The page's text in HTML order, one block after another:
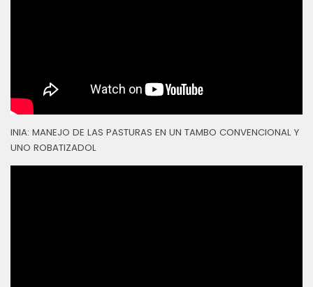
INIA: MANEJO DE LAS PASTURAS EN UN TAMBO CONVENCIONAL Y
UNO ROBATIZADOL